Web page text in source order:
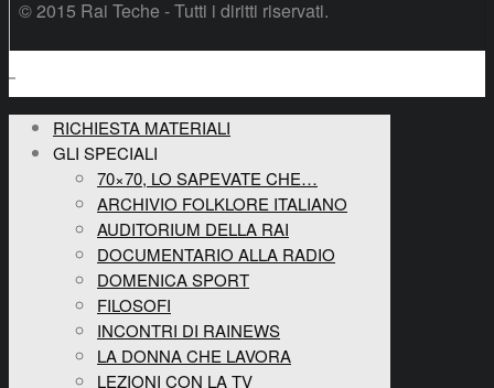
© 2015 Rai Teche - Tutti i diritti riservati.
RICHIESTA MATERIALI
GLI SPECIALI
70×70, LO SAPEVATE CHE…
ARCHIVIO FOLKLORE ITALIANO
AUDITORIUM DELLA RAI
DOCUMENTARIO ALLA RADIO
DOMENICA SPORT
FILOSOFI
INCONTRI DI RAINEWS
LA DONNA CHE LAVORA
LEZIONI CON LA TV